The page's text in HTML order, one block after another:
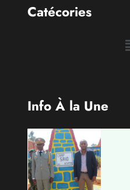
Catécories
Info À la Une